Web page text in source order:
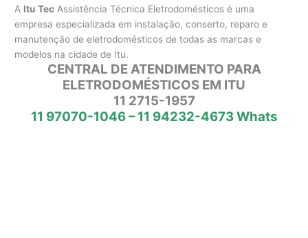
A Itu Tec Assistência Técnica Eletrodomésticos é uma
empresa especializada em instalação, conserto, reparo e
manutenção de eletrodomésticos de todas as marcas e
modelos na cidade de Itu.
CENTRAL DE ATENDIMENTO PARA
ELETRODOMÉSTICOS EM ITU
11 2715-1957
11 97070-1046 – 11 94232-4673 Whats